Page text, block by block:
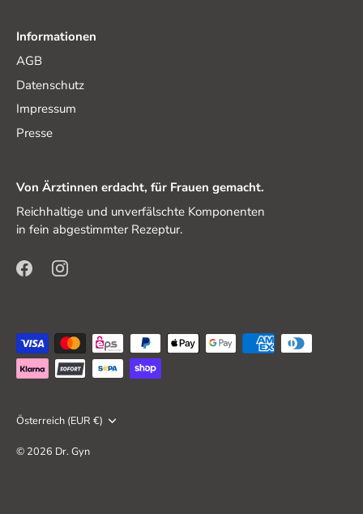
Informationen
AGB
Datenschutz
Impressum
Presse
Von Ärztinnen erdacht, für Frauen gemacht.
Reichhaltige und unverfälschte Komponenten
in fein abgestimmter Rezeptur.
Währung
Österreich (EUR €)
© 2026 Dr. Gyn